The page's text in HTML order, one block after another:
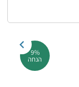
9%
הנחה